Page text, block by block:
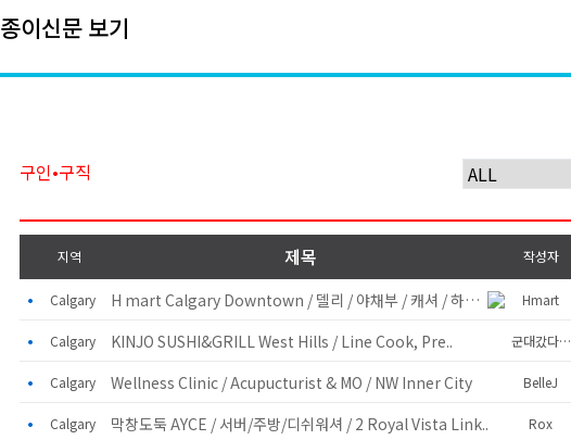
종이신문 보기
구인•구직
지역 제목 작성자
• Calgary H mart Calgary Downtown / 델리 / 야채부 / 캐셔 / 하우스웨.. Hmart
• Calgary KINJO SUSHI&GRILL West Hills / Line Cook, Pre.. 군대갔다왔어요
• Calgary Wellness Clinic / Acupucturist & MO / NW Inner City BelleJ
• Calgary 막창도둑 AYCE / 서버/주방/디쉬워셔 / 2 Royal Vista Link.. Rox